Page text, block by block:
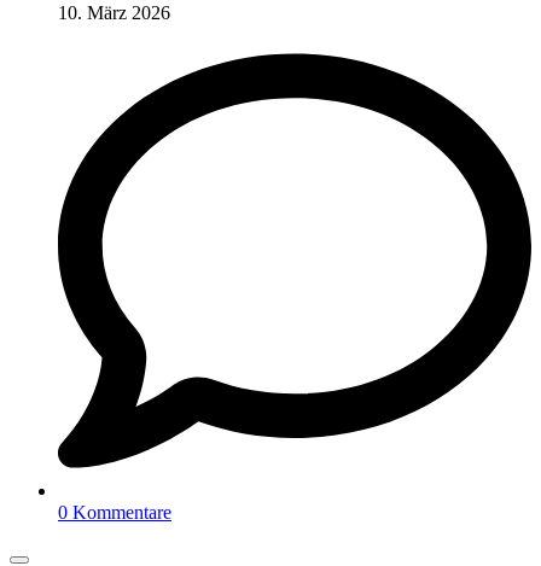
10. März 2026
0 Kommentare